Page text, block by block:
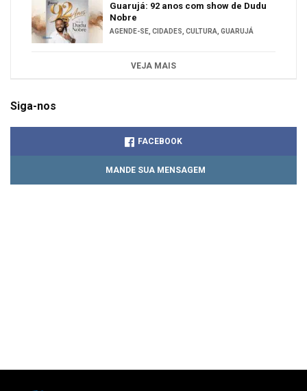
Guarujá: 92 anos com show de Dudu
Nobre
AGENDE-SE, CIDADES, CULTURA, GUARUJÁ
VEJA MAIS
Siga-nos
FACEBOOK
MANDE SUA MENSAGEM